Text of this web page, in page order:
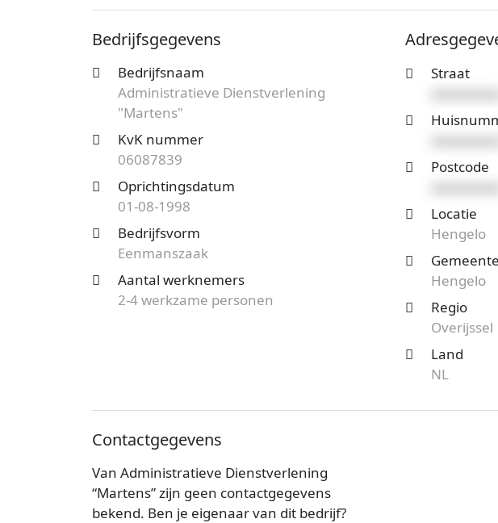
bedrijf.
Op zoek naar een accountantskantoor uit Hengelo en
mogelijkheden?Start nu je gratis offerteaanvraag
het aanbod en bespaar op de kosten!
Bedrijfsgegevens
Bedrijfsnaam
Administratieve Dienstverlening
"Martens"
KvK nummer
06087839
Oprichtingsdatum
01-08-1998
Bedrijfsvorm
Eenmanszaak
Aantal werknemers
2-4 werkzame personen
Straat
Postcode
Locatie
Hengelo
Gemeente
Hengelo
Regio
Overijssel
Land
NL
Contactgegevens
Van Administratieve Dienstverlening
“Martens” zijn geen contactgegevens
bekend. Ben je eigenaar van dit bedrijf?